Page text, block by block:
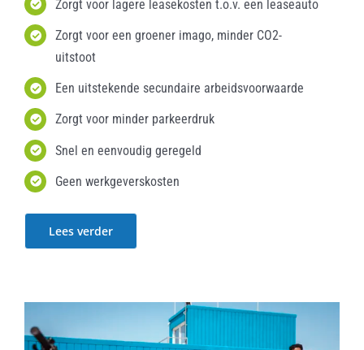
Zorgt voor lagere leasekosten t.o.v. een leaseauto
Zorgt voor een groener imago, minder CO2-
uitstoot
Een uitstekende secundaire arbeidsvoorwaarde
Zorgt voor minder parkeerdruk
Snel en eenvoudig geregeld
Geen werkgeverskosten
Lees verder